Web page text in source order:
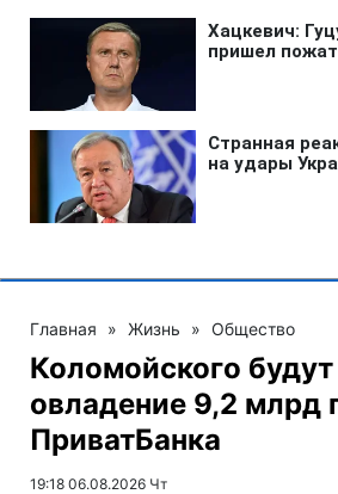
Главная » Жизнь » Общество
Коломойского будут
овладение 9,2 млрд
ПриватБанка
19:18 06.08.2026 Чт